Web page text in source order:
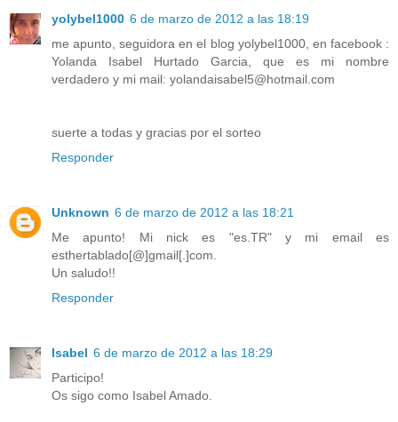
yolybel1000 6 de marzo de 2012 a las 18:19
me apunto, seguidora en el blog yolybel1000, en facebook :
Yolanda Isabel Hurtado Garcia, que es mi nombre
verdadero y mi mail: yolandaisabel5@hotmail.com
suerte a todas y gracias por el sorteo
Responder
Unknown 6 de marzo de 2012 a las 18:21
Me apunto! Mi nick es "es.TR" y mi email es
esthertablado[@]gmail[.]com.
Un saludo!!
Responder
Isabel 6 de marzo de 2012 a las 18:29
Participo!
Os sigo como Isabel Amado.